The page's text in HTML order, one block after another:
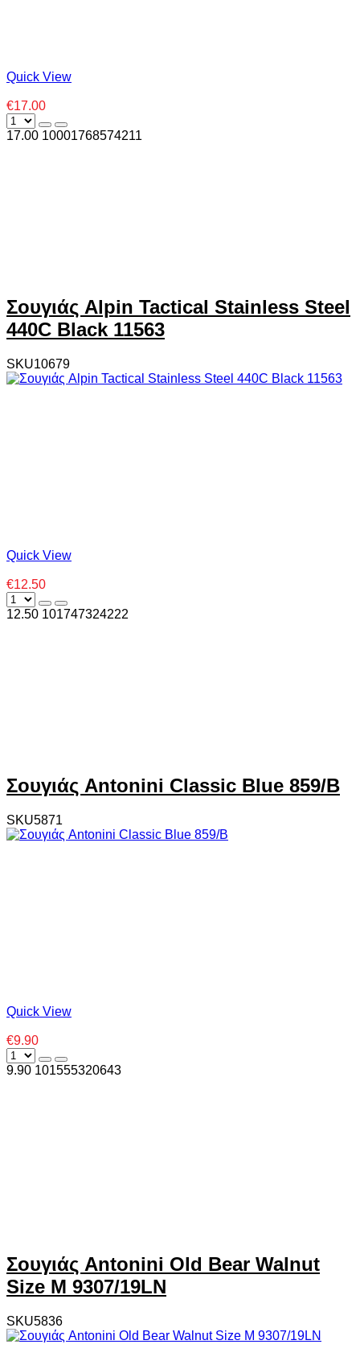
Quick View
€17.00
17.00 10001768574211
Σουγιάς Alpin Tactical Stainless Steel
440C Black 11563
SKU10679
Quick View
€12.50
12.50 101747324222
Σουγιάς Antonini Classic Blue 859/B
SKU5871
Quick View
€9.90
9.90 101555320643
Σουγιάς Antonini Old Bear Walnut
Size M 9307/19LN
SKU5836